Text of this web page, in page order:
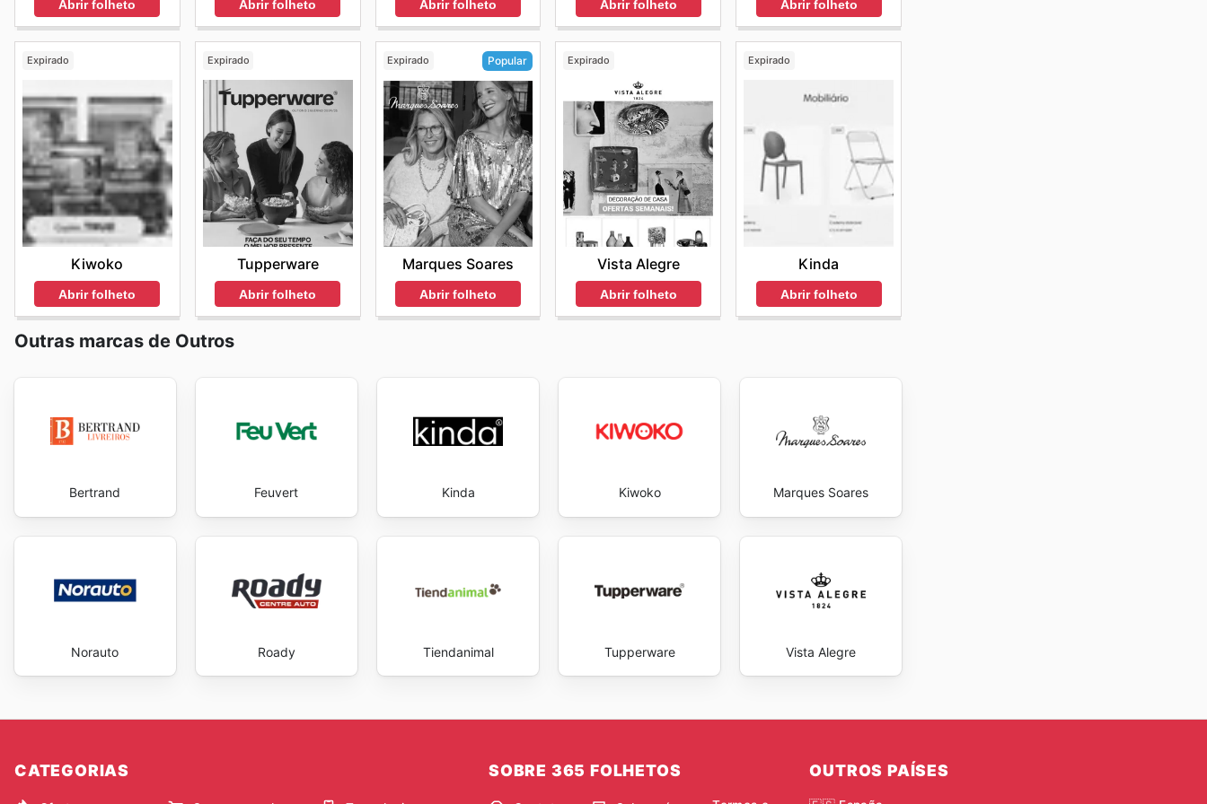
Abrir folheto Abrir folheto Abrir folheto Abrir folheto Abrir folheto
Expirado
Kiwoko
Abrir folheto
Expirado
Tupperware
Abrir folheto
Expirado Popular
Marques Soares
Abrir folheto
Expirado
Vista Alegre
Abrir folheto
Expirado
Kinda
Abrir folheto
Outras marcas de Outros
Bertrand Feuvert Kinda Kiwoko Marques Soares
Norauto Roady Tiendanimal Tupperware Vista Alegre
CATEGORIAS SOBRE 365 FOLHETOS OUTROS PAÍSES